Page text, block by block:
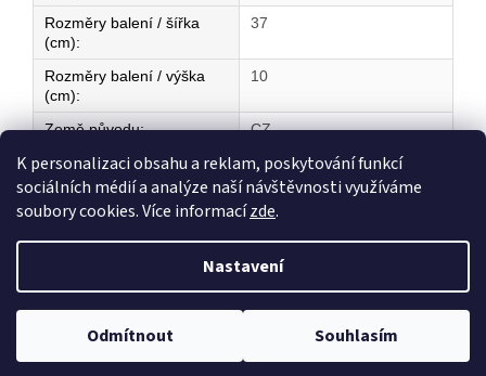
K personalizaci obsahu a reklam, poskytování funkcí
sociálních médií a analýze naší návštěvnosti využíváme
soubory cookies. Více informacízde.
Nastavení
Odmítnout Souhlasím
Rozměry balení / šířka
(cm):
37
Rozměry balení / výška
(cm):
10
Země původu: CZ
Copyright 2026ELEKTRICKÉ TOPENÍ. Všechna práva vyhrazena.
Upravit nastavení cookies